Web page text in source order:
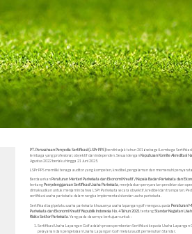
PT. Perusahaan Penyedia Sertifikasi (LSPr PPS)berdiri sejak tahun 2016 sebagai Lembaga
lembaga yang profesional, obyektif dan independen. Sesuai denganKeputusan Komite Akreditasi
Agustus 2022 berlaku hingga 21 Juni 2025.
LSPr PPS memiliki tenaga auditor yang kompeten, kredibel, pengalaman dan memenuhi
Berdasarkan Peraturan Menteri Pariwisata dan Ekonomi Kreatif / Kepala Badan Pariwisata dan
tentang Penyelenggaraan Sertifikasi Usaha Pariwisata, menjelaskan persyaratan pendirian dan
dimaksudkan untuk menjamin bahwa LSPr Pariwisata secara obyektif, kredibel dan transparan.
sertifikasi usaha pariwisata dalam rangka implementasi standar usaha pariwisata.
Sertifikasi bagi pelaku usaha pariwisata khususnya usaha lapangan golf mengacu pada Peraturan
Pariwisata dan Ekonomi Kreatif Republik Indonesia No. 4 Tahun 2021 tentangStandar Kegiatan
Risiko Sektor Pariwisata . Yang pada dasarnya bertujuan untuk :
Sertifikasi Usaha Lapangan Golf adalah proses pemberian Sertifikasi kepada Usaha
pelayanan dan pengelolaan Usaha Lapangan Golf melalui audit pemenuhan Standar.